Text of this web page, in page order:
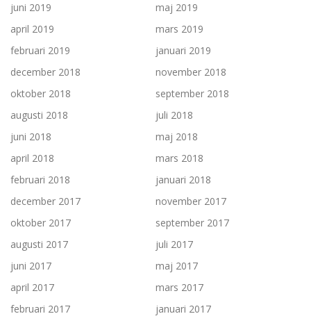
juni 2019
maj 2019
april 2019
mars 2019
februari 2019
januari 2019
december 2018
november 2018
oktober 2018
september 2018
augusti 2018
juli 2018
juni 2018
maj 2018
april 2018
mars 2018
februari 2018
januari 2018
december 2017
november 2017
oktober 2017
september 2017
augusti 2017
juli 2017
juni 2017
maj 2017
april 2017
mars 2017
februari 2017
januari 2017